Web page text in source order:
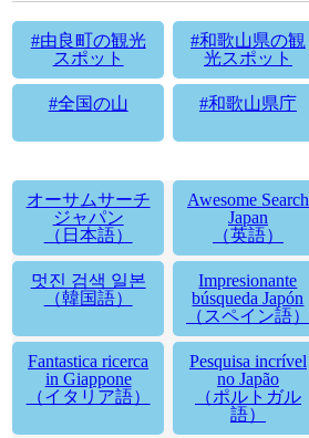
#由良町の観光
スポット
#和歌山県の観
光スポット
#全国の山 #和歌山県庁
オーサムサーチ
ジャパン
（日本語）
Awesome Search
Japan
（英語）
멋진 검색 일본
（韓国語）
Impresionante
búsqueda Japón
（スペイン語）
Fantastica ricerca
in Giappone
（イタリア語）
Pesquisa incrível
no Japão
（ポルトガル
語）